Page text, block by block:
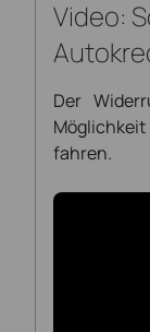
Video:
Der
fahren.